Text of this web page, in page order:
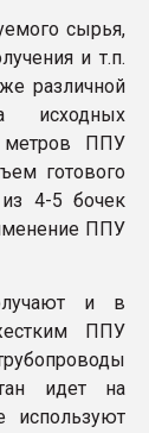
сырья,
и т.п.
различной
исходных
метров ППУ
готового
из 4-5 бочек
ППУ
и в
ППУ
идет на
используют